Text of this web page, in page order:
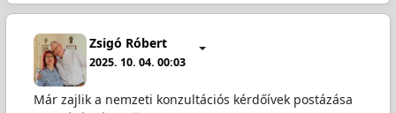
Zsigó Róbert
2025. 10. 04. 00:03
Már zajlik a nemzeti konzultációs kérdőívek postázása